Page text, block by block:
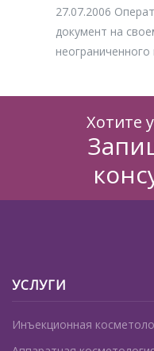
27.07.2006
документ на
неограниченного
Хотите
УСЛУГИ
Инъекционная